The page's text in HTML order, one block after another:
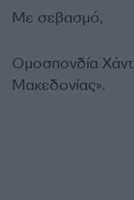
Με σεβασμό,
Ομοσπονδία
Μακεδονίας».